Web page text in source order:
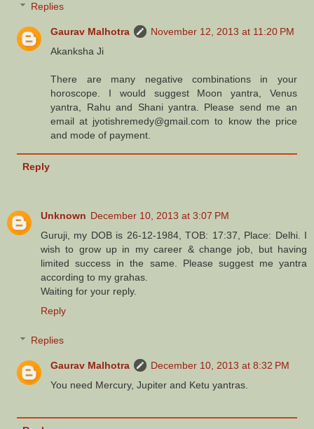
Replies
Gaurav Malhotra
November 12, 2013 at 11:20 PM
Akanksha Ji
There are many negative combinations in your
horoscope. I would suggest Moon yantra, Venus
yantra, Rahu and Shani yantra. Please send me an
email at jyotishremedy@gmail.com to know the price
and mode of payment.
Reply
Unknown December 10, 2013 at 3:07 PM
Guruji, my DOB is 26-12-1984, TOB: 17:37, Place: Delhi. I
wish to grow up in my career & change job, but having
limited success in the same. Please suggest me yantra
according to my grahas.
Waiting for your reply.
Reply
Replies
Gaurav Malhotra
December 10, 2013 at 8:32 PM
You need Mercury, Jupiter and Ketu yantras.